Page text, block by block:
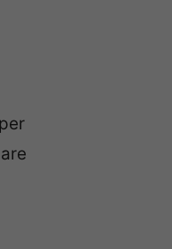
per